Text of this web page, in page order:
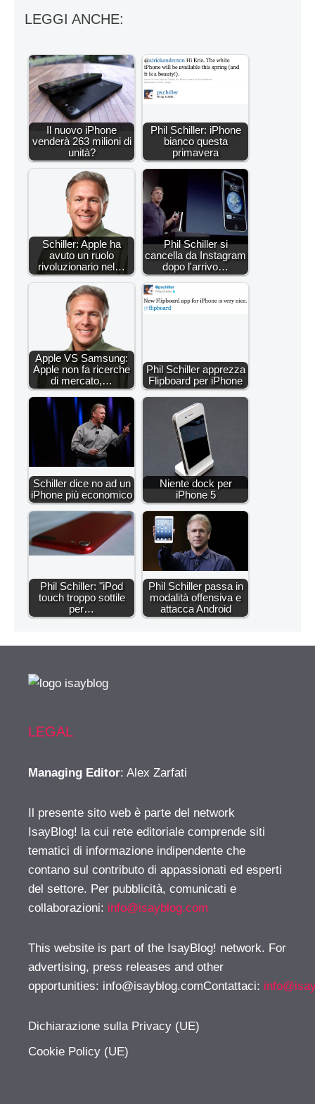
LEGGI ANCHE:
Il nuovo iPhone
venderà 263 milioni di
unità?
Phil Schiller: iPhone
bianco questa
primavera
Schiller: Apple ha
avuto un ruolo
rivoluzionario nel…
Phil Schiller si
cancella da Instagram
dopo l'arrivo…
Apple VS Samsung:
Apple non fa ricerche
di mercato,…
Phil Schiller apprezza
Flipboard per iPhone
Schiller dice no ad un
iPhone più economico
Niente dock per
iPhone 5
Phil Schiller: "iPod
touch troppo sottile
per…
Phil Schiller passa in
modalità offensiva e
attacca Android
LEGAL
Managing Editor: Alex Zarfati
Il presente sito web è parte del network
IsayBlog! la cui rete editoriale comprende siti
tematici di informazione indipendente che
contano sul contributo di appassionati ed esperti
del settore. Per pubblicità, comunicati e
collaborazioni: info@isayblog.com
This website is part of the IsayBlog! network. For
advertising, press releases and other
opportunities: info@isayblog.comContattaci:
Dichiarazione sulla Privacy (UE)
Cookie Policy (UE)